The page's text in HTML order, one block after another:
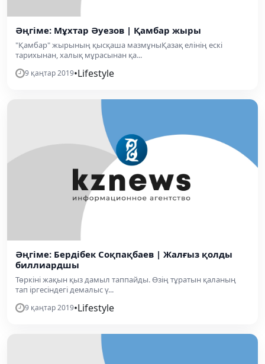
Әңгіме: Мұхтар Әуезов | Қамбар жыры
"Қамбар" жырының қысқаша мазмұныҚазақ елінің ескі
тарихынан, халық мұрасынан қа...
9 қаңтар 2019•Lifestyle
Әңгіме: Бердібек Соқпақбаев | Жалғыз қолды
биллиардшы
Төркіні жақын қыз дамыл таппайды. Өзің тұратын қаланың
тап іргесіндегі демалыс ү...
9 қаңтар 2019•Lifestyle